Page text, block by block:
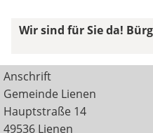
Wir sind für Sie da!
Anschrift
Gemeinde Lienen
Hauptstraße 14
49536 Lienen